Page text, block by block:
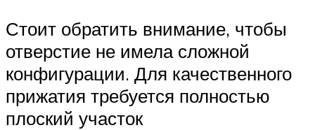
Стоит обратить внимание, чтобы
отверстие не имела сложной
конфигурации. Для качественного
прижатия требуется полностью
плоский участок